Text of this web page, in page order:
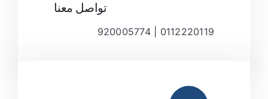
تواصل معنا
0112220119 | 920005774